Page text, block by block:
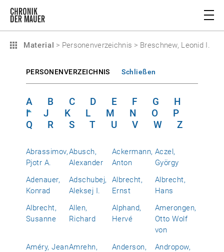
Material > Personenverzeichnis > Breschnew, Leonid I.
PERSONENVERZEICHNIS Schließen
A B C D E F G
H
I
J K L M N O
P
Q
R S T U V W Z
Abrassimov,
Pjotr A.
Abusch,
Alexander
Ackermann,
Anton
Aczel,
György
Adenauer,
Konrad
Adschubej,
Aleksej I.
Albrecht,
Ernst
Albrecht,
Hans
Albrecht,
Susanne
Allen,
Richard
Alphand,
Hervé
Amerongen,
Otto Wolf
von
Améry, JeanAmrehn,
Anderson,
Andropow,